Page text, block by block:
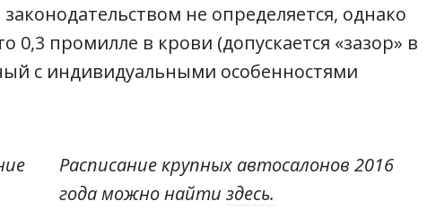
не определяется, однако
0,3 промилле в крови (допускается «зазор» в
с индивидуальными особенностями
Расписание крупных автосалонов 2016
года можно найти здесь.